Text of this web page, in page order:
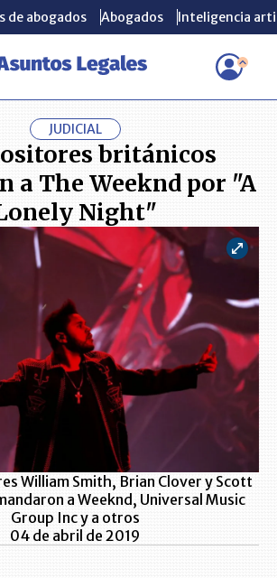
de abogados Abogados Inteligencia
Compositores británicos demandan a
de abogados Abogados Inteligencia
JUDICIAL
británicos
a The Weeknd por "A
Night"
William Smith, Brian Clover y Scott
a Weeknd, Universal Music
Group Inc y a otros
04 de abril de 2019